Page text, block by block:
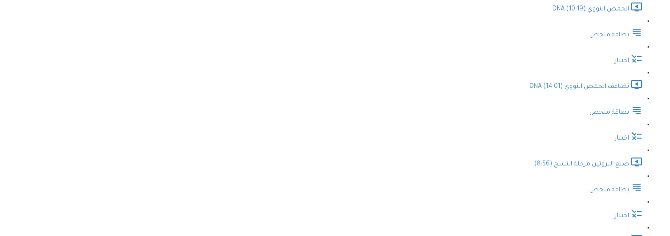
الحمض النووي DNA (10:19)
بطاقة ملخص
اختبار
تضاعف الحمض النووي DNA (14:01)
بطاقة ملخص
اختبار
صنع البروتين مرحلة النسخ (8:56)
بطاقة ملخص
اختبار